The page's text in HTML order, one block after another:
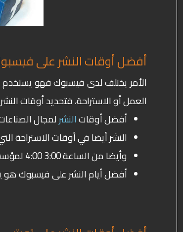
أفضل أوقات النشر على
الأمر يختلف لدى فيسبوك فهو يستخدم
العمل أو الاستراحة، فتحديد أوقات
أفضل أوقاتالنشرلمجال الصناعات في ٩ صباحاً وقت
النشر أيضا في أوقات الاستراحة التي تتراوح ما بين
وأيضا من الساعة 3:00 4:00 لمؤسسات التعليم العالي
أفضل أيام النشر على فيسبوك